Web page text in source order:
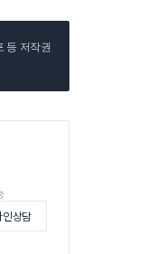
등 저작권
상담